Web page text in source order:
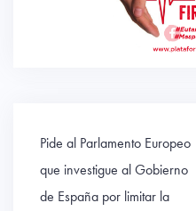
Navegación
entradas
Pide al Parlamento Europeo
que investigue al Gobierno
de España por limitar la